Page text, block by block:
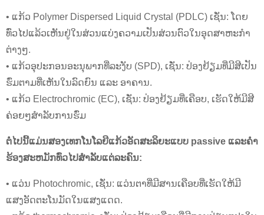
• ແກ້ວ Polymer Dispersed Liquid Crystal (PDLC) ເຊັ່ນ: ໂດຍ
ທົ່ວໄປແລ້ວເຫັນຢູ່ໃນສ່ວນແບ່ງຄວາມເປັນສ່ວນຕົວໃນອຸດສາຫະກໍາ
ຕ່າງໆ.
• ແກ້ວອຸປະກອນອະນຸພາກທີ່ລະງັບ (SPD), ເຊັ່ນ: ປ່ອງຢ້ຽມທີ່ມີສີເປັນ
ຮົ່ມຕາມທີ່ເຫັນໃນລົດຍົນ ແລະ ອາຄານ.
• ແກ້ວ Electrochromic (EC), ເຊັ່ນ: ປ່ອງຢ້ຽມທີ່ເຄືອບ, ເຮັດໃຫ້ມີສີ
ຄ່ອຍໆສໍາລັບການຮົ່ມ
ຕໍ່ໄປນີ້ແມ່ນສອງເທກໂນໂລຍີແກ້ວອັດສະລິຍະແບບ passive ແລະຄໍາ
ຮ້ອງສະຫມັກທົ່ວໄປສໍາລັບແຕ່ລະຄົນ:
• ແວ່ນ Photochromic, ເຊັ່ນ: ແວ່ນຕາທີ່ມີສານເຄືອບທີ່ເຮັດໃຫ້ມີ
ແສງອັດຕະໂນມັດໃນແສງແດດ.